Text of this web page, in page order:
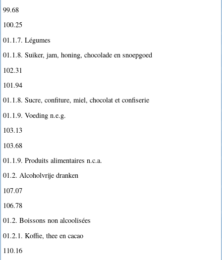
99.68
100.25
01.1.7. Légumes
01.1.8. Suiker, jam, honing, chocolade en snoepgoed
102.31
101.94
01.1.8. Sucre, confiture, miel, chocolat et confiserie
01.1.9. Voeding n.e.g.
103.13
103.68
01.1.9. Produits alimentaires n.c.a.
01.2. Alcoholvrije dranken
107.07
106.78
01.2. Boissons non alcoolisées
01.2.1. Koffie, thee en cacao
110.16